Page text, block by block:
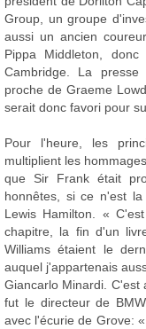
Group, un groupe
aussi un ancien
Pippa Middleton,
Cambridge. La
proche de Graeme
serait donc favori pour
Pour l'heure, les
multiplient les
que Sir Frank était
honnêtes, si ce n'est
Lewis Hamilton. «
chapitre, la fin d'un
Williams étaient le
auquel j'appartenais
Giancarlo Minardi. C'est
fut le directeur de
avec l'écurie de Grove: